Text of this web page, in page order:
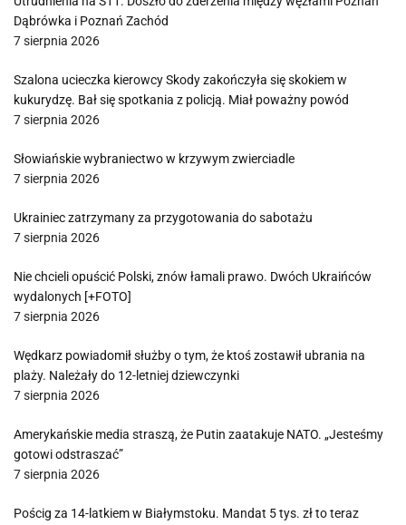
Dąbrówka i Poznań Zachód
7 sierpnia 2026
Szalona ucieczka kierowcy Skody zakończyła się skokiem w
kukurydzę. Bał się spotkania z policją. Miał poważny powód
7 sierpnia 2026
Słowiańskie wybraniectwo w krzywym zwierciadle
7 sierpnia 2026
Ukrainiec zatrzymany za przygotowania do sabotażu
7 sierpnia 2026
Nie chcieli opuścić Polski, znów łamali prawo. Dwóch Ukraińców
wydalonych [+FOTO]
7 sierpnia 2026
Wędkarz powiadomił służby o tym, że ktoś zostawił ubrania na
plaży. Należały do 12-letniej dziewczynki
7 sierpnia 2026
Amerykańskie media straszą, że Putin zaatakuje NATO. „Jesteśmy
gotowi odstraszać”
7 sierpnia 2026
Pościg za 14-latkiem w Białymstoku. Mandat 5 tys. zł to teraz